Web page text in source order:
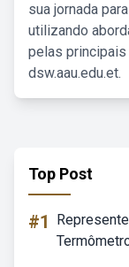
sua jornada
utilizando
pelas
dsw.aau.edu.et.
Top Post
#1